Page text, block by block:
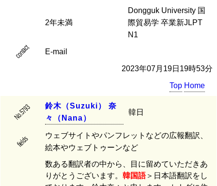
2年未満
Dongguk University 国
際貿易学 卒業新JLPT
N1
contact E-mail
2023年07月19日19時53分
Top Home
No.5793 鈴木 （Suzu ki）
奈
々
（ N ana）
韓日
fields
ウェブサイトやパンフレットなどの広報翻訳、
絵本やウェブトゥーンなど
数ある翻訳者の中から、目に留めていただきあ
りがとうございます。 韓国語＞日本語翻訳をし